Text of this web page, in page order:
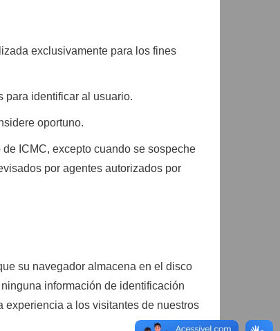
exclusivamente para los fines
para identificar al usuario.
oportuno.
ICMC, excepto cuando se sospeche
por agentes autorizados por
su navegador almacena en el disco
información de identificación
experiencia a los visitantes de nuestros